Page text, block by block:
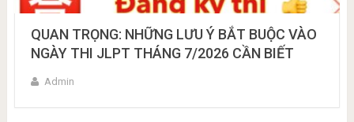
QUAN TRỌNG: NHỮNG LƯU Ý BẮT BUỘC VÀO
NGÀY THI JLPT THÁNG 7/2026 CẦN BIẾT
Admin